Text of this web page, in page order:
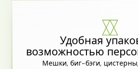
Удобная
возможностью
Мешки, биг-бэги,